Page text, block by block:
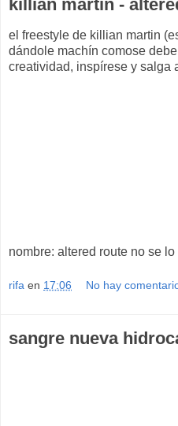
killian martin -
el freestyle de killian martin
dándole machín comose
creatividad, inspírese y salga
nombre: altered route no se lo
rifa en 17:06 No hay
sangre nueva